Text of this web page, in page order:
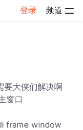
登录 频道
要大侠们解决啊
窗口
frame window